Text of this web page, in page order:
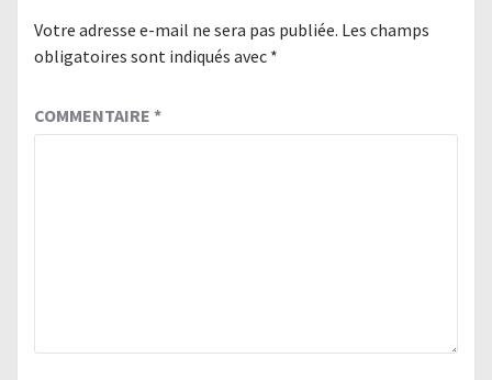
Votre adresse e-mail ne sera pas publiée. Les champs
obligatoires sont indiqués avec *
COMMENTAIRE *